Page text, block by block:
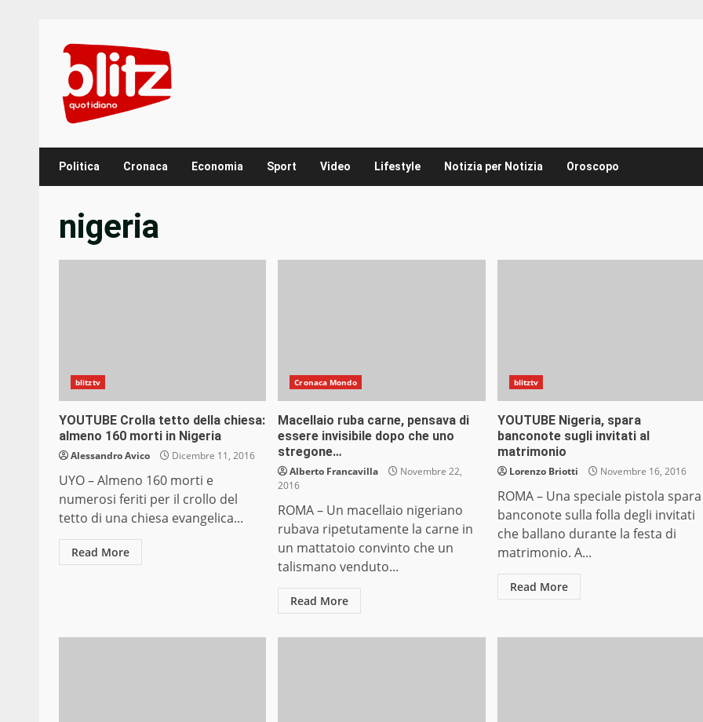
content
Politica Cronaca Economia Sport Video Lifestyle Notizia per Notizia Oroscopo
nigeria
blitztv
YOUTUBE Crolla tetto della chiesa:
almeno 160 morti in Nigeria
Alessandro Avico Dicembre 11, 2016
UYO – Almeno 160 morti e
numerosi feriti per il crollo del
tetto di una chiesa evangelica...
Read More
Cronaca Mondo
Macellaio ruba carne, pensava di
essere invisibile dopo che uno
stregone…
Alberto Francavilla
Novembre 22,
2016
ROMA – Un macellaio nigeriano
rubava ripetutamente la carne in
un mattatoio convinto che un
talismano venduto...
Read More
blitztv
YOUTUBE Nigeria, spara
banconote sugli invitati al
matrimonio
Lorenzo Briotti Novembre 16, 2016
ROMA – Una speciale pistola spara
banconote sulla folla degli invitati
che ballano durante la festa di
matrimonio. A...
Read More